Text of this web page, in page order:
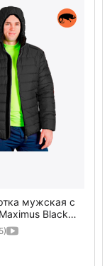
мужская с
Black